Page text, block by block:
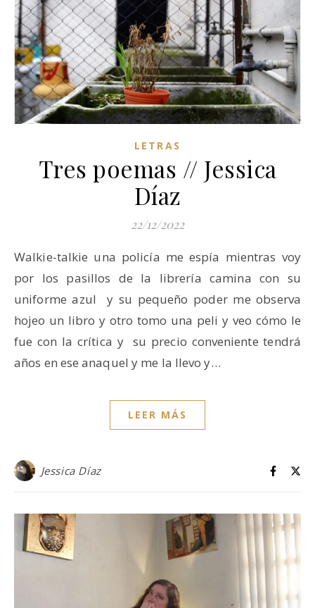
LETRAS
Tres poemas // Jessica
Díaz
22/12/2022
Walkie-talkie una policía me espía mientras voy
por los pasillos de la librería camina con su
uniforme azul y su pequeño poder me observa
hojeo un libro y otro tomo una peli y veo cómo le
fue con la crítica y su precio conveniente tendrá
años en ese anaquel y me la llevo y…
LEER MÁS
Jessica Díaz